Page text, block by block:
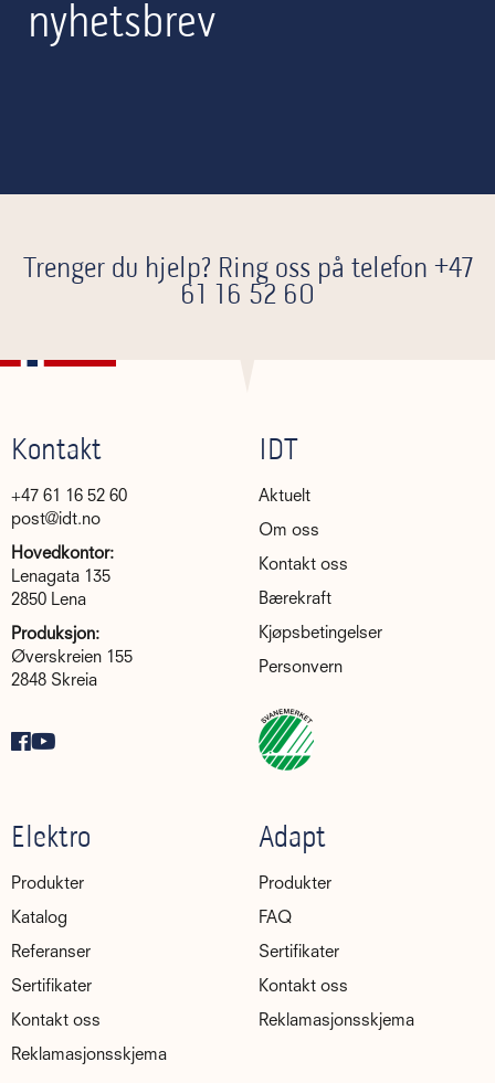
nyhetsbrev
Trenger du hjelp? Ring oss på telefon +47
61 16 52 60
Kontakt
+47 61 16 52 60
post@idt.no
Hovedkontor:
Lenagata 135
2850 Lena
Produksjon:
Øverskreien 155
2848 Skreia
IDT
Aktuelt
Om oss
Kontakt oss
Bærekraft
Kjøpsbetingelser
Personvern
Elektro
Produkter
Katalog
Referanser
Sertifikater
Kontakt oss
Reklamasjonsskjema
Adapt
Produkter
FAQ
Sertifikater
Kontakt oss
Reklamasjonsskjema